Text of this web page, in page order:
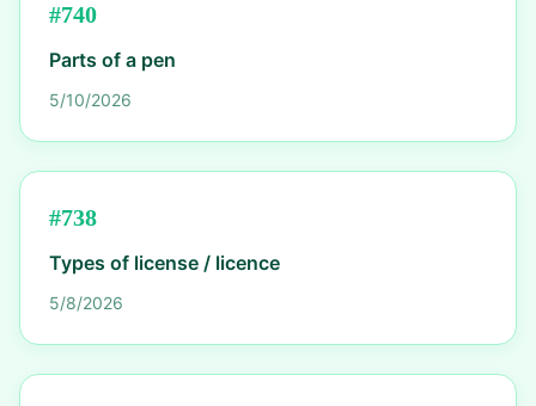
#740
Parts of a pen
5/10/2026
#738
Types of license / licence
5/8/2026